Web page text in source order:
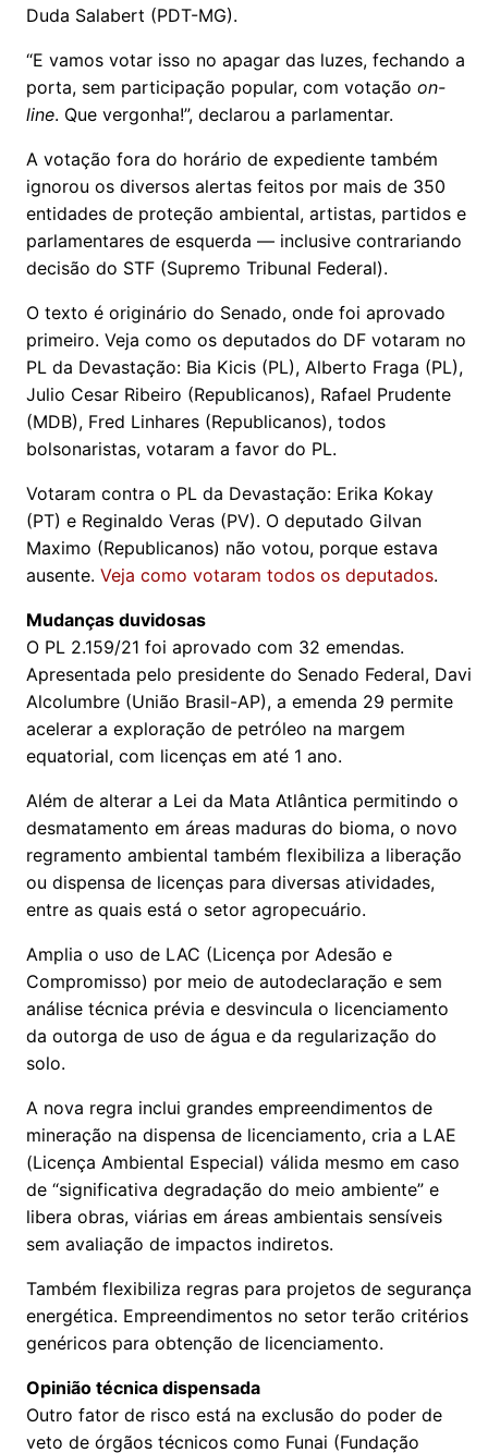
Duda Salabert (PDT-MG).
“E vamos votar isso no apagar das luzes, fechando a
porta, sem participação popular, com votação on-
line. Que vergonha!”, declarou a parlamentar.
A votação fora do horário de expediente também
ignorou os diversos alertas feitos por mais de 350
entidades de proteção ambiental, artistas, partidos e
parlamentares de esquerda — inclusive contrariando
decisão do STF (Supremo Tribunal Federal).
O texto é originário do Senado, onde foi aprovado
primeiro. Veja como os deputados do DF votaram no
PL da Devastação: Bia Kicis (PL), Alberto Fraga (PL),
Julio Cesar Ribeiro (Republicanos), Rafael Prudente
(MDB), Fred Linhares (Republicanos), todos
bolsonaristas, votaram a favor do PL.
Votaram contra o PL da Devastação: Erika Kokay
(PT) e Reginaldo Veras (PV). O deputado Gilvan
Maximo (Republicanos) não votou, porque estava
ausente. Veja como votaram todos os deputados.
Mudanças duvidosas
O PL 2.159/21 foi aprovado com 32 emendas.
Apresentada pelo presidente do Senado Federal, Davi
Alcolumbre (União Brasil-AP), a emenda 29 permite
acelerar a exploração de petróleo na margem
equatorial, com licenças em até 1 ano.
Além de alterar a Lei da Mata Atlântica permitindo o
desmatamento em áreas maduras do bioma, o novo
regramento ambiental também flexibiliza a liberação
ou dispensa de licenças para diversas atividades,
entre as quais está o setor agropecuário.
Amplia o uso de LAC (Licença por Adesão e
Compromisso) por meio de autodeclaração e sem
análise técnica prévia e desvincula o licenciamento
da outorga de uso de água e da regularização do
solo.
A nova regra inclui grandes empreendimentos de
mineração na dispensa de licenciamento, cria a LAE
(Licença Ambiental Especial) válida mesmo em caso
de “significativa degradação do meio ambiente” e
libera obras, viárias em áreas ambientais sensíveis
sem avaliação de impactos indiretos.
Também flexibiliza regras para projetos de segurança
energética. Empreendimentos no setor terão critérios
genéricos para obtenção de licenciamento.
Opinião técnica dispensada
Outro fator de risco está na exclusão do poder de
veto de órgãos técnicos como Funai (Fundação